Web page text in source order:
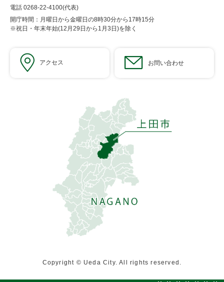
電話 0268-22-4100(代表)
開庁時間：月曜日から金曜日の8時30分から17時15分
※祝日・年末年始(12月29日から1月3日)を除く
アクセス お問い合わせ
Copyright © Ueda City. All rights reserved.